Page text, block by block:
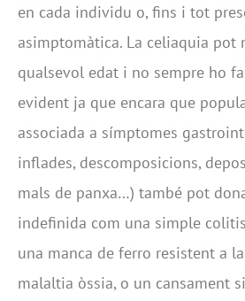
en cada individu o, fins i tot
asimptomàtica. La celiaquia pot
qualsevol edat i no sempre ho
evident ja que encara que
associada a símptomes
inflades, descomposicions,
mals de panxa…) també pot
indefinida com una simple
una manca de ferro resistent a
malaltia òssia, o un cansament